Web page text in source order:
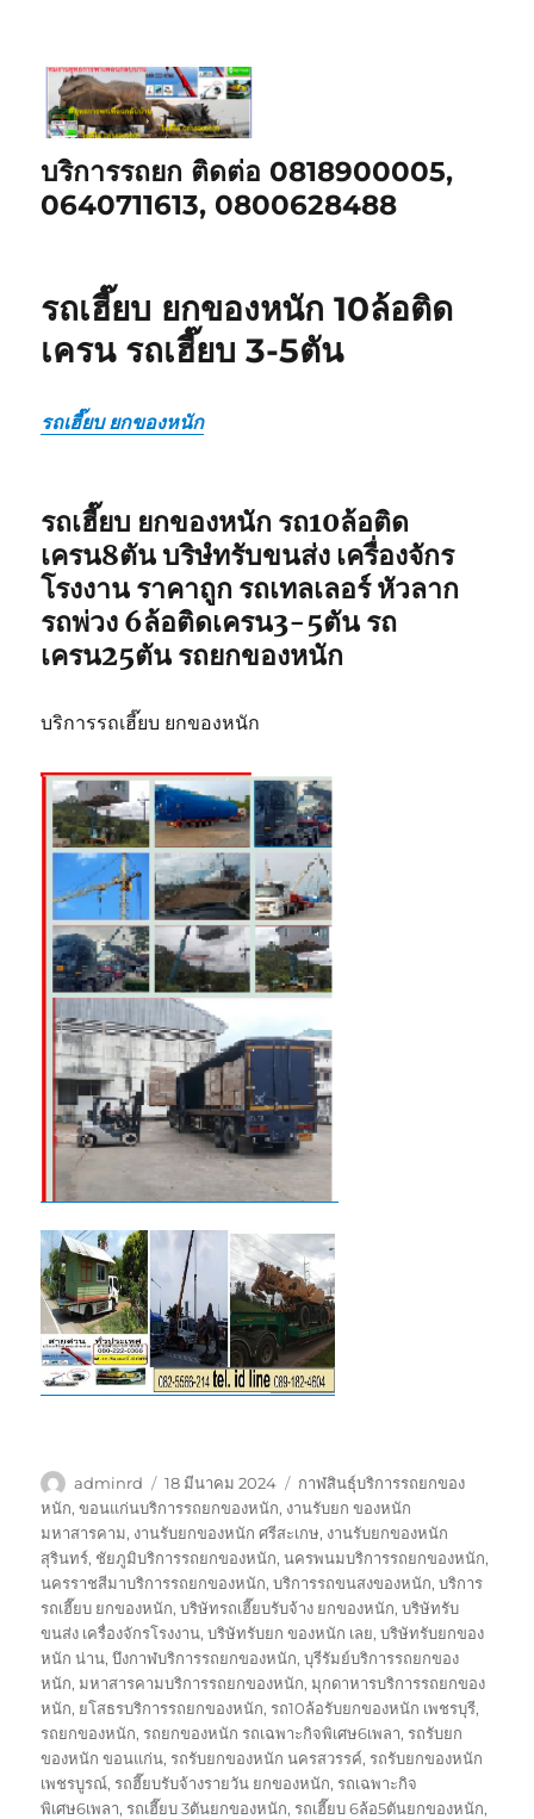
บริการรถยก ติดต่อ 0818900005,
0640711613, 0800628488
รถเฮี๊ยบ ยกของหนัก 10ล้อติด
เครน รถเฮี๊ยบ 3-5ตัน
รถเฮี๊ยบ ยกของหนัก
รถเฮี๊ยบ ยกของหนัก รถ10ล้อติด
เครน8ตัน บริษํทรับขนส่ง เครื่องจักร
โรงงาน ราคาถูก รถเทลเลอร์ หัวลาก
รถพ่วง 6ล้อติดเครน3-5ตัน รถ
เครน25ตัน รถยกของหนัก
บริการรถเฮี๊ยบ ยกของหนัก
ผู้
เขียน
adminrd
เขียน
เมื่อ
18 มีนาคม 2024
ป้าย
กำกับ
กาฬสินธุ์บริการรถยกของ
หนัก,ขอนแก่นบริการรถยกของหนัก, งานรับยก ของหนัก
มหาสารคาม, งานรับยกของหนัก ศรีสะเกษ, งานรับยกของหนัก
สุรินทร์, ชัยภูมิบริการรถยกของหนัก,นครพนมบริการรถยกของหนัก,
นครราชสีมาบริการรถยกของหนัก,บริการรถขนสงของหนัก,บริการ
รถเฮี๊ยบ ยกของหนัก,บริษัทรถเฮี๊ยบรับจ้าง ยกของหนัก,บริษัทรับ
ขนส่ง เครื่องจักรโรงงาน,บริษัทรับยก ของหนัก เลย,บริษัทรับยกของ
หนัก น่าน,บึงกาฬบริการรถยกของหนัก,บุรีรัมย์บริการรถยกของ
หนัก,มหาสารคามบริการรถยกของหนัก,มุกดาหารบริการรถยกของ
หนัก, ยโสธรบริการรถยกของหนัก,รถ10ล้อรับยกของหนัก เพชรบุรี,
รถยกของหนัก,รถยกของหนัก รถเฉพาะกิจพิเศษ6เพลา,รถรับยก
ของหนัก ขอนแก่น,รถรับยกของหนัก นครสวรรค์,รถรับยกของหนัก
เพชรบูรณ์,รถฮี๊ยบรับจ้างรายวัน ยกของหนัก,รถเฉพาะกิจ
พิเศษ6เพลา,รถเฮี๊ยบ 3ตันยกของหนัก,รถเฮี๊ยบ 6ล้อ5ตันยกของหนัก,